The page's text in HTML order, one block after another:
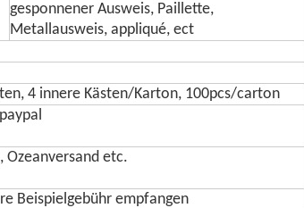
gesponnener Ausweis, Paillette,
Metallausweis, appliqué, ect
4 innere Kästen/Karton, 100pcs/carton
Ozeanversand etc.
Beispielgebühr empfangen